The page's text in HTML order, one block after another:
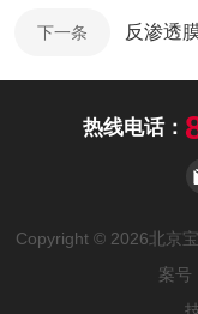
下一条
热线电话：
Copyright © 2026北京
案号